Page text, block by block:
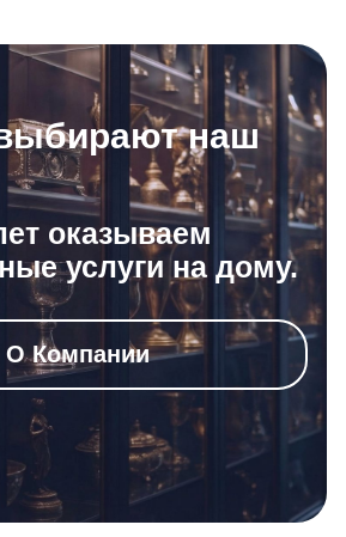
наш
оказываем
услуги на дому.
О Компании